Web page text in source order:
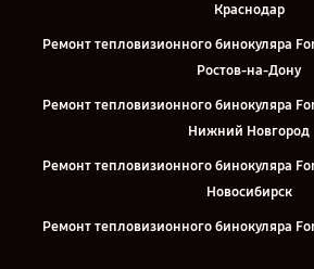
Краснодар
Ремонт тепловизионного бинокуляра
Ростов-на-Дону
Ремонт тепловизионного бинокуляра
Нижний Новгород
Ремонт тепловизионного бинокуляра
Новосибирск
Ремонт тепловизионного бинокуляра